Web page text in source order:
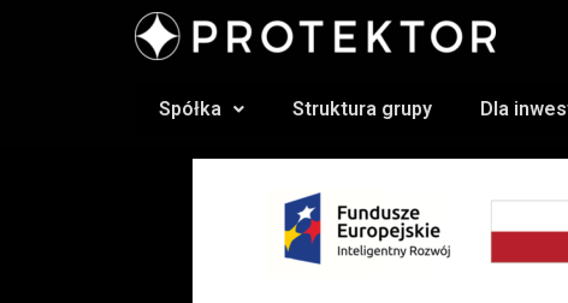
Spółka Struktura grupy Dla